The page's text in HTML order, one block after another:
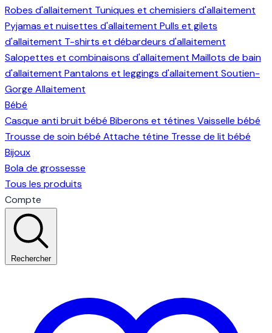
Robes d'allaitement Tuniques et chemisiers d'allaitement
Pyjamas et nuisettes d'allaitement Pulls et gilets
d'allaitement T-shirts et débardeurs d'allaitement
Salopettes et combinaisons d'allaitement Maillots de bain
d'allaitement Pantalons et leggings d'allaitement Soutien-
Gorge Allaitement
Bébé
Casque anti bruit bébé Biberons et tétines Vaisselle bébé
Trousse de soin bébé Attache tétine Tresse de lit bébé
Bijoux
Bola de grossesse
Tous les produits
Compte
Rechercher